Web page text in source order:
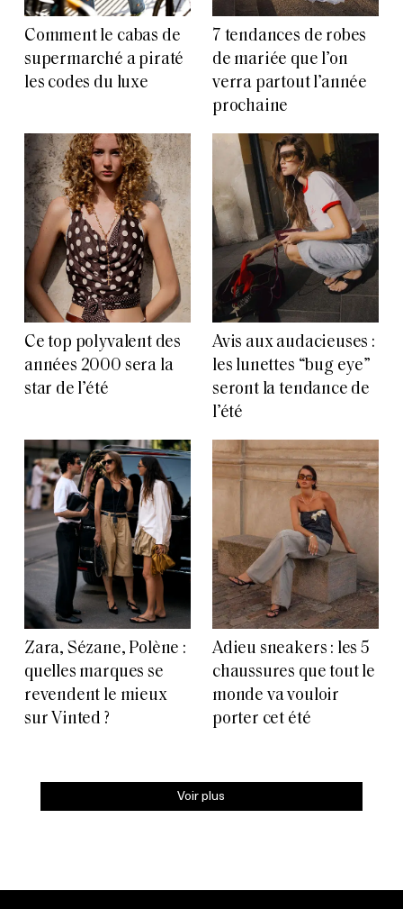
Comment le cabas de
supermarché a piraté
les codes du luxe
7 tendances de robes
de mariée que l’on
verra partout l’année
prochaine
Ce top polyvalent des
années 2000 sera la
star de l’été
Avis aux audacieuses :
les lunettes “bug eye”
seront la tendance de
l’été
Zara, Sézane, Polène :
quelles marques se
revendent le mieux
sur Vinted ?
Adieu sneakers : les 5
chaussures que tout le
monde va vouloir
porter cet été
Voir plus